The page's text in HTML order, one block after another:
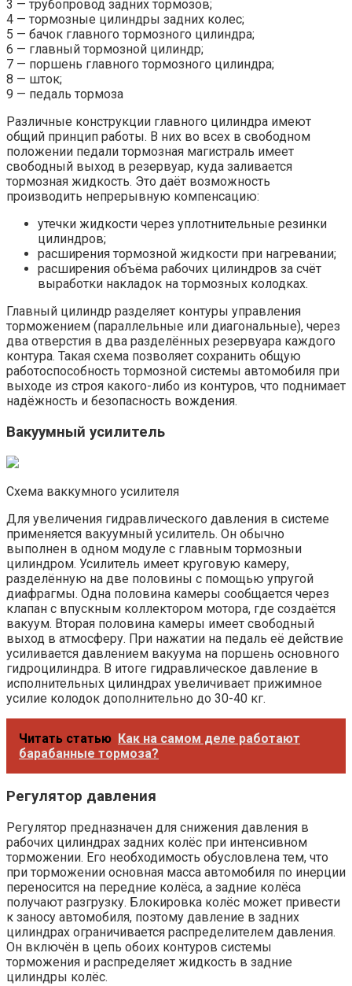
3 — трубопровод задних тормозов;
4 — тормозные цилиндры задних колес;
5 — бачок главного тормозного цилиндра;
6 — главный тормозной цилиндр;
7 — поршень главного тормозного цилиндра;
8 — шток;
9 — педаль тормоза
Различные конструкции главного цилиндра имеют
общий принцип работы. В них во всех в свободном
положении педали тормозная магистраль имеет
свободный выход в резервуар, куда заливается
тормозная жидкость. Это даёт возможность
производить непрерывную компенсацию:
утечки жидкости через уплотнительные резинки
цилиндров;
расширения тормозной жидкости при нагревании;
расширения объёма рабочих цилиндров за счёт
выработки накладок на тормозных колодках.
Главный цилиндр разделяет контуры управления
торможением (параллельные или диагональные), через
два отверстия в два разделённых резервуара каждого
контура. Такая схема позволяет сохранить общую
работоспособность тормозной системы автомобиля при
выходе из строя какого-либо из контуров, что поднимает
надёжность и безопасность вождения.
Вакуумный усилитель
Схема ваккумного усилителя
Для увеличения гидравлического давления в системе
применяется вакуумный усилитель. Он обычно
выполнен в одном модуле с главным тормозныи
цилиндром. Усилитель имеет круговую камеру,
разделённую на две половины с помощью упругой
диафрагмы. Одна половина камеры сообщается через
клапан с впускным коллектором мотора, где создаётся
вакуум. Вторая половина камеры имеет свободный
выход в атмосферу. При нажатии на педаль её действие
усиливается давлением вакуума на поршень основного
гидроцилиндра. В итоге гидравлическое давление в
исполнительных цилиндрах увеличивает прижимное
усилие колодок дополнительно до 30-40 кг.
Читать статью Как на самом деле работают
барабанные тормоза?
Регулятор давления
Регулятор предназначен для снижения давления в
рабочих цилиндрах задних колёс при интенсивном
торможении. Его необходимость обусловлена тем, что
при торможении основная масса автомобиля по инерции
переносится на передние колёса, а задние колёса
получают разгрузку. Блокировка колёс может привести
к заносу автомобиля, поэтому давление в задних
цилиндрах ограничивается распределителем давления.
Он включён в цепь обоих контуров системы
торможения и распределяет жидкость в задние
цилиндры колёс.